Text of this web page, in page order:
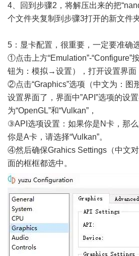
4、回到步骤2，将解压出来的把
个文件夹复制到步骤3打开的新文件
5：显卡配置，很重要，一定要准确
①点击上方“Emulation”-“Configure”
钮为：模拟→设置），打开设置界面
②点击“Graphics”选项（中文为：图
设置界面了，界面中”API”选项的设
为“OpenGL”和“Vulkan”，
③API选项设置：如果你是N卡，那么
你是A卡，请选择“Vulkan”。
④然后确保Grahics Settings（中文
面的框框都选中。